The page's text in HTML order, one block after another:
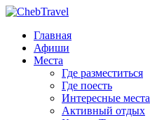
Главная
Афиши
Места
Где разместиться
Где поесть
Интересные места
Активный отдых